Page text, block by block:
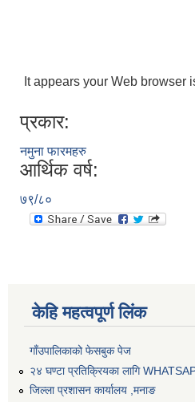
It appears your Web browser
प्रकार:
नमुना फारमहरु
आर्थिक वर्ष:
७९/८०
केहि महत्वपूर्ण लिंक
गाँउपालिकाको फेसबुक पेज
२४ घण्टा प्रतिक्रियका लागि
जिल्ला प्रशासन कार्यालय ,मनाङ